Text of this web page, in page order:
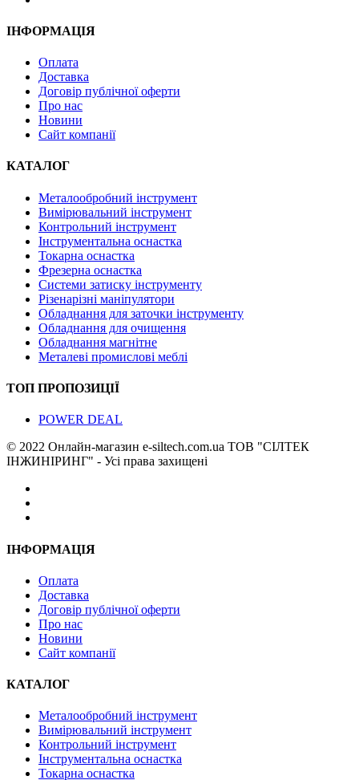
ІНФОРМАЦІЯ
Оплата
Доставка
Договір публічної оферти
Про нас
Новини
Сайт компанії
КАТАЛОГ
Металообробний інструмент
Вимірювальний інструмент
Контрольний інструмент
Інструментальна оснастка
Токарна оснастка
Фрезерна оснастка
Системи затиску інструменту
Різенарізні маніпулятори
Обладнання для заточки інструменту
Обладнання для очищення
Обладнання магнітне
Металеві промислові меблі
ТОП ПРОПОЗИЦІЇ
POWER DEAL
© 2022 Онлайн-магазин e-siltech.com.ua ТОВ "СІЛТЕК
ІНЖИНІРИНГ" - Усі права захищені
ІНФОРМАЦІЯ
Оплата
Доставка
Договір публічної оферти
Про нас
Новини
Сайт компанії
КАТАЛОГ
Металообробний інструмент
Вимірювальний інструмент
Контрольний інструмент
Інструментальна оснастка
Токарна оснастка